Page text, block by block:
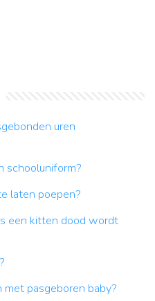
uren
schooluniform?
laten poepen?
een kitten dood wordt
met pasgeboren baby?